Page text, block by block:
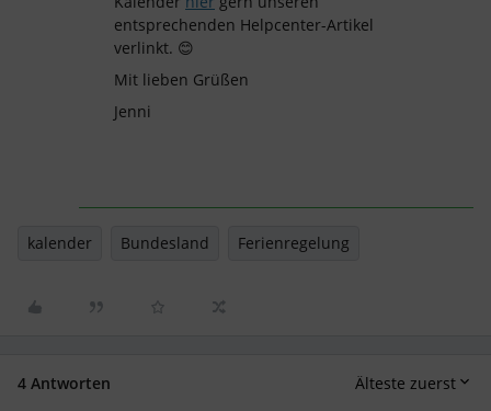
entsprechenden Helpcenter-Artikel
verlinkt. 😊
Mit lieben Grüßen
Jenni
kalender Bundesland Ferienregelung
4 Antworten Älteste zuerst